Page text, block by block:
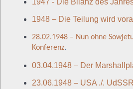
1947 - Die Bilanz des
1948 – Die Teilung wird
28.02.1948 – Nun ohne
Konferenz.
03.04.1948 – Der
23.06.1948 – USA ./.